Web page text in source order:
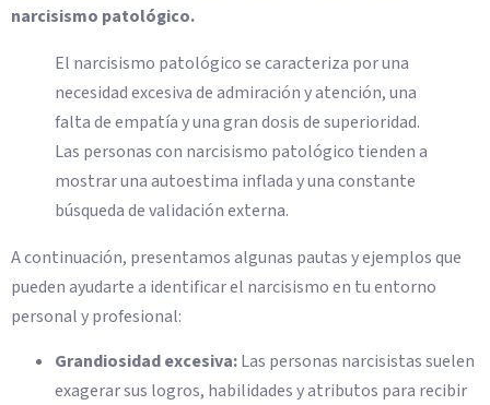
narcisismo patológico.
El narcisismo patológico se caracteriza por una
necesidad excesiva de admiración y atención, una
falta de empatía y una gran dosis de superioridad.
Las personas con narcisismo patológico tienden a
mostrar una autoestima inflada y una constante
búsqueda de validación externa.
A continuación, presentamos algunas pautas y ejemplos que
pueden ayudarte a identificar el narcisismo en tu entorno
personal y profesional:
Grandiosidad excesiva:Las personas narcisistas suelen
exagerar sus logros, habilidades y atributos para recibir